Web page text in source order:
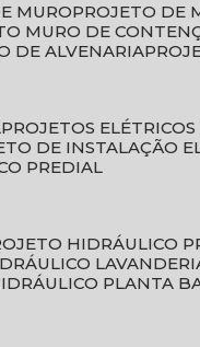
MURO
PROJETO DE
MURO DE
DE ALVENARIA
PROJETOS
DE INSTALAÇÃO
PREDIAL
HIDRÁULICO
PLANTA